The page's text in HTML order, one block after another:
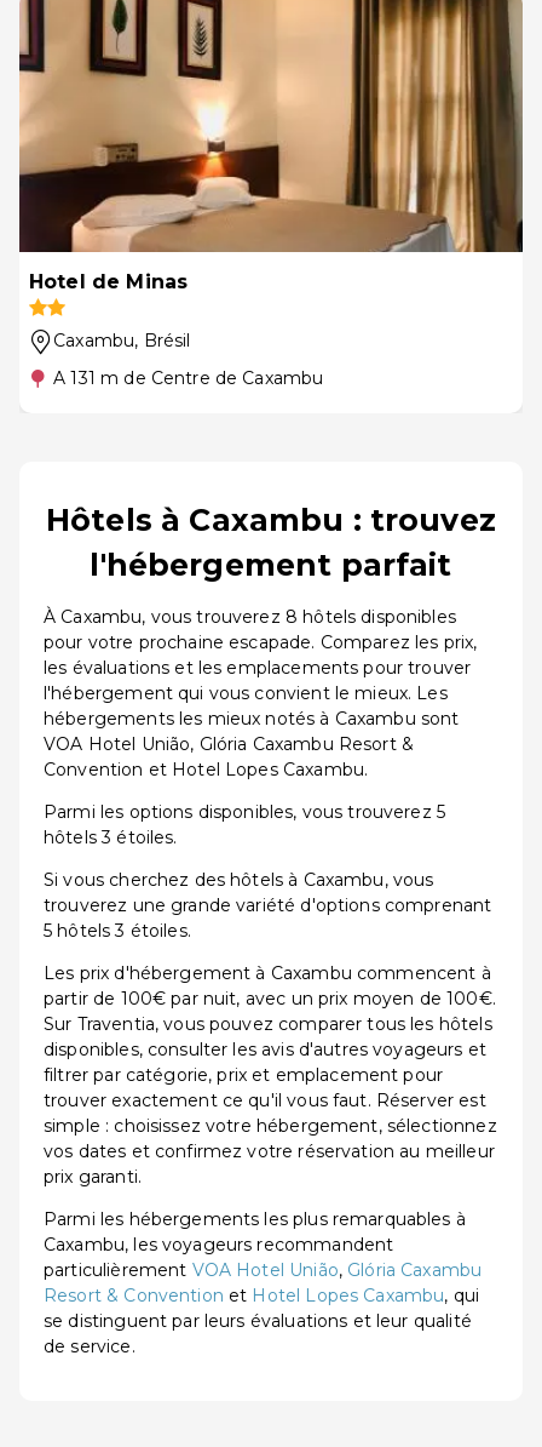
Hotel de Minas
Caxambu, Brésil
A 131 m de Centre de Caxambu
Hôtels à Caxambu : trouvez
l'hébergement parfait
À Caxambu, vous trouverez 8 hôtels disponibles
pour votre prochaine escapade. Comparez les prix,
les évaluations et les emplacements pour trouver
l'hébergement qui vous convient le mieux. Les
hébergements les mieux notés à Caxambu sont
VOA Hotel União, Glória Caxambu Resort &
Convention et Hotel Lopes Caxambu.
Parmi les options disponibles, vous trouverez 5
hôtels 3 étoiles.
Si vous cherchez des hôtels à Caxambu, vous
trouverez une grande variété d'options comprenant
5 hôtels 3 étoiles.
Les prix d'hébergement à Caxambu commencent à
partir de 100€ par nuit, avec un prix moyen de 100€.
Sur Traventia, vous pouvez comparer tous les hôtels
disponibles, consulter les avis d'autres voyageurs et
filtrer par catégorie, prix et emplacement pour
trouver exactement ce qu'il vous faut. Réserver est
simple : choisissez votre hébergement, sélectionnez
vos dates et confirmez votre réservation au meilleur
prix garanti.
Parmi les hébergements les plus remarquables à
Caxambu, les voyageurs recommandent
particulièrement VOA Hotel União, Glória Caxambu
Resort & Convention et Hotel Lopes Caxambu, qui
se distinguent par leurs évaluations et leur qualité
de service.